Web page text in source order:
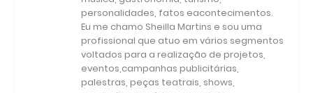
personalidades, fatos eacontecimentos.
Eu me chamo Sheilla Martins e sou uma
profissional que atuo em vários segmentos
voltados para a realização de projetos,
eventos,campanhas publicitárias,
palestras, peças teatrais, shows,